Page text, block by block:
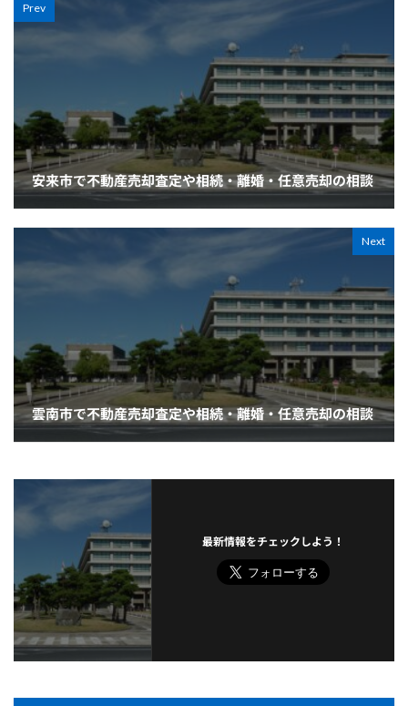
Prev
安来市で不動産売却査定や相続・離婚・任意売却の相談
Next
雲南市で不動産売却査定や相続・離婚・任意売却の相談
最新情報をチェックしよう！